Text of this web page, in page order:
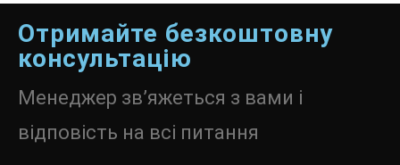
Отримайте безкоштовну
консультацію
Менеджер зв’яжеться з вами і
відповість на всі питання